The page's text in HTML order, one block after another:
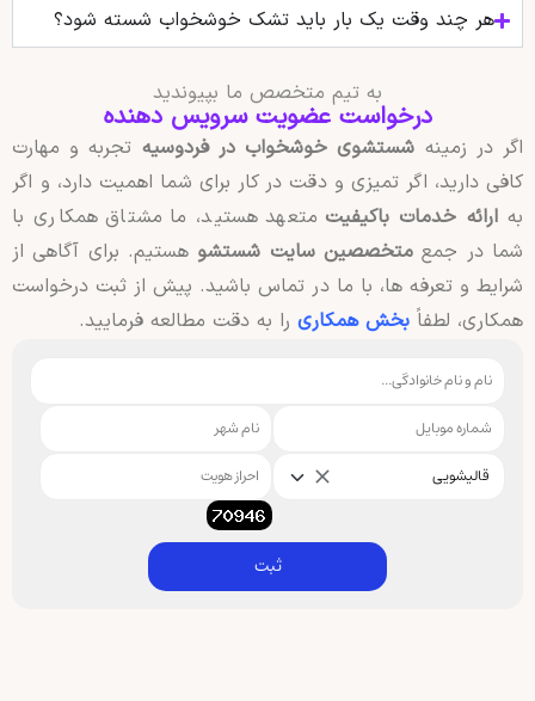
هر چند وقت یک بار باید تشک خوشخواب شسته شود؟
به تیم متخصص ما بپیوندید
درخواست عضویت سرویس دهنده
اگر در زمینه شستشوی خوشخواب در فردوسیهتجربه و مهارت
کافی دارید، اگر تمیزی و دقت در کار برای شما اهمیت دارد، و اگر
به ارائه خدمات باکیفیتمتعهد هستید، ما مشتاق همکاری با
شما در جمع متخصصین سایت شستشوهستیم. برای آگاهی از
شرایط و تعرفه ها، با ما در تماس باشید. پیش از ثبت درخواست
همکاری، لطفاً بخش همکاریرا به دقت مطالعه فرمایید.
قالیشویی
ثبت